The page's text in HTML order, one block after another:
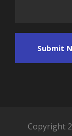
Copyright